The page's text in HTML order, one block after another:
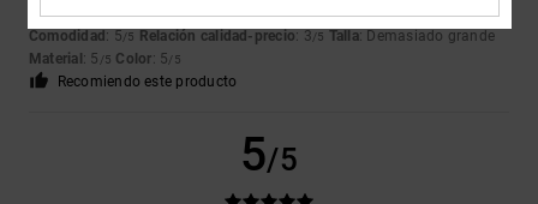
Mostrar original - Italiano
Comodidad : 5/5 Relación calidad-precio: 3/5 Talla: Demasiado grande
Material : 5 /5 Color: 5/5
Recomiendo este producto
5/5